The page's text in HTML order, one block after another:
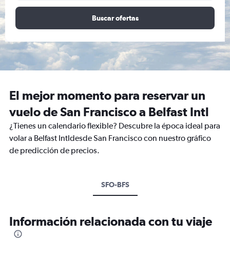
Buscar ofertas
El mejor momento para reservar un
vuelo de San Francisco a Belfast Intl
¿Tienes un calendario flexible? Descubre la época ideal para
volar a Belfast Intldesde San Francisco con nuestro gráfico
de predicción de precios.
SFO-BFS
Información relacionada con tu viaje